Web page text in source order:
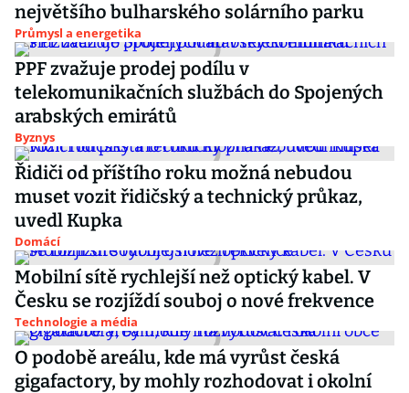
největšího bulharského solárního parku
Průmysl a energetika
PPF zvažuje prodej podílu v
telekomunikačních službách do Spojených
arabských emirátů
Byznys
Řidiči od příštího roku možná nebudou
muset vozit řidičský a technický průkaz,
uvedl Kupka
Domácí
Mobilní sítě rychlejší než optický kabel. V
Česku se rozjíždí souboj o nové frekvence
Technologie a média
O podobě areálu, kde má vyrůst česká
gigafactory, by mohly rozhodovat i okolní